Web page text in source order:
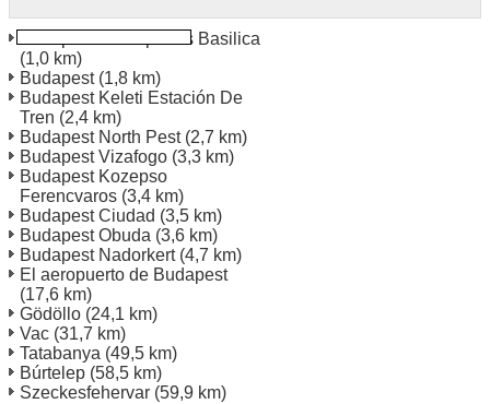
Budapest St Stephens Basilica
(1,0 km)
Budapest(1,8 km)
Budapest Keleti Estación De
Tren (2,4 km)
Budapest North Pest(2,7 km)
Budapest Vizafogo (3,3 km)
Budapest Kozepso
Ferencvaros (3,4 km)
Budapest Ciudad (3,5 km)
Budapest Obuda (3,6 km)
Budapest Nadorkert(4,7 km)
El aeropuerto de Budapest
(17,6 km)
Gödöllo (24,1 km)
Vac (31,7 km)
Tatabanya (49,5 km)
Búrtelep (58,5 km)
Szeckesfehervar (59,9 km)